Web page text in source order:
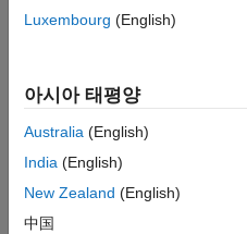
Luxembourg (English)
아시아 태평양
Australia (English)
India (English)
New Zealand (English)
中国